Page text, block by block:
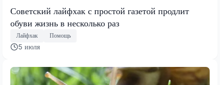
Советский лайфхак с простой газетой продлит
обуви жизнь в несколько раз
Лайфхак Помощь
5 июля